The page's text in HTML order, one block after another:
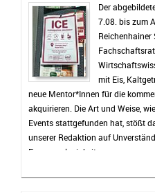
Der
7.08. bis zum
Reichenhainer
Fachschaftsrat
mit Eis,
neue Mentor*Innen für die
akquirieren. Die Art und Weise,
Events stattgefunden hat, stößt
unserer Redaktion auf
Fassungslosigkeit.